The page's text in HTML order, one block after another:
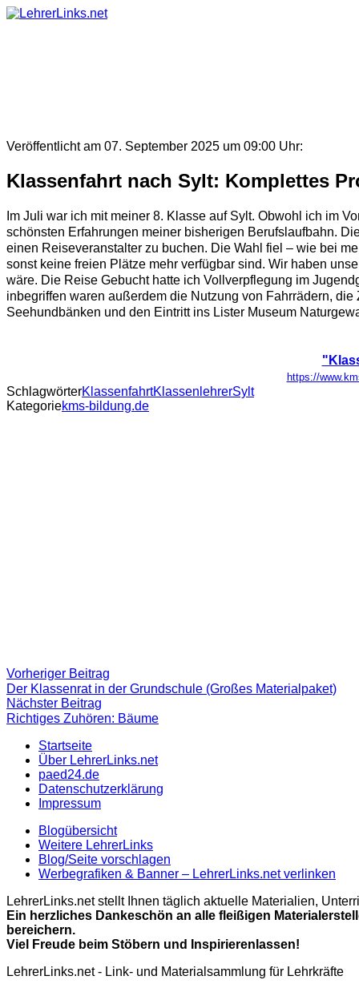
Skip
Veröffentlicht am 07. September 2025 um 09:00 Uhr:
Klassenfahrt nach Sylt: Komplettes
Im Juli war ich mit meiner 8. Klasse auf Sylt. Obwohl ich im
schönsten Erfahrungen meiner bisherigen Berufslaufbahn.
einen Reiseveranstalter zu buchen. Die Wahl fiel – wie bei
sonst keine freien Plätze mehr verfügbar sind. Wir haben
wäre. Die Reise Gebucht hatte ich Vollverpflegung im
inbegriffen waren außerdem die Nutzung von Fahrrädern,
Seehundbänken und den Eintritt ins Lister Museum
https://
SchlagwörterKlassenfahrtKlassenlehrerSylt
Kategoriekms-bildung.de
Beitragsnavigation
Vorheriger Beitrag
Beitrag:
Der Klassenrat in der Grundschule (Großes Materialpaket)
Nächster Beitrag
Beitrag
Richtiges Zuhören: Bäume
Startseite
Über LehrerLinks.net
paed24.de
Datenschutzerklärung
Impressum
Blogübersicht
Weitere LehrerLinks
Blog/Seite vorschlagen
Werbegrafiken & Banner – LehrerLinks.net verlinken
LehrerLinks.net stellt Ihnen täglich aktuelle Materialien,
Ein herzliches Dankeschön an alle fleißigen
bereichern.
Viel Freude beim Stöbern und Inspirierenlassen!
LehrerLinks.net - Link- und Materialsammlung für Lehrkräfte